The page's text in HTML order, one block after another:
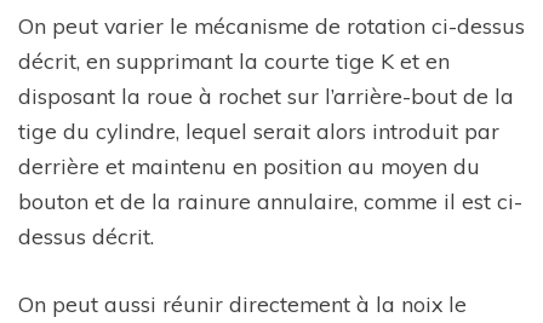
On peut varier le mécanisme de rotation ci-dessus
décrit, en supprimant la courte tige K et en
disposant la roue à rochet sur l’arrière-bout de la
tige du cylindre, lequel serait alors introduit par
derrière et maintenu en position au moyen du
bouton et de la rainure annulaire, comme il est ci-
dessus décrit.
On peut aussi réunir directement à la noix le